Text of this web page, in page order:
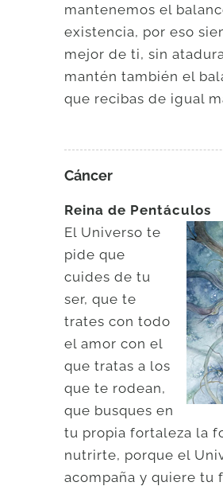
mantenemos el
existencia, por eso
mejor de ti, sin
mantén también el
que recibas de igual
Cáncer
Reina de Pentáculos
El Universo te
pide que
cuides de tu
ser, que te
trates con todo
el amor con el
que tratas a los
que te rodean,
que busques en
tu propia fortaleza la
nutrirte, porque el
acompaña y quiere tu